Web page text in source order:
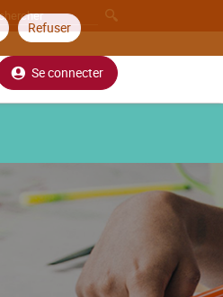
Refuser
Se connecter